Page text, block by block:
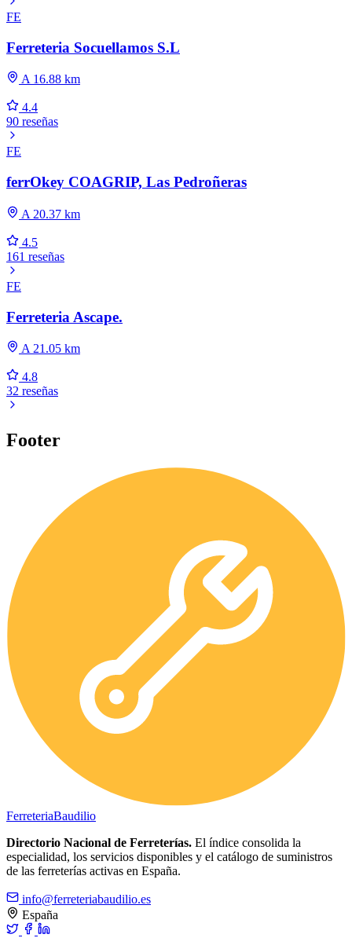
FE
Ferreteria Socuellamos S.L
A 16.88 km
4.4
90 reseñas
FE
ferrOkey COAGRIP, Las Pedroñeras
A 20.37 km
4.5
161 reseñas
FE
Ferreteria Ascape.
A 21.05 km
4.8
32 reseñas
Footer
FerreteriaBaudilio
Directorio Nacional de Ferreterías. El índice consolida la
especialidad, los servicios disponibles y el catálogo de suministros
de las ferreterías activas en España.
info@ferreteriabaudilio.es
España